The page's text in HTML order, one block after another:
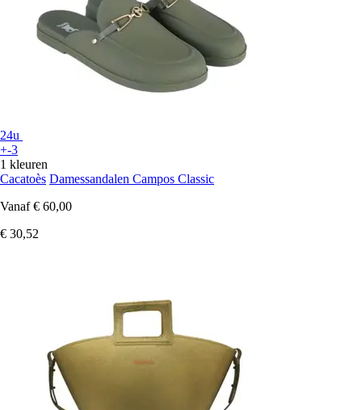
24u
+-3
1 kleuren
Cacatoès Damessandalen Campos Classic
Vanaf € 60,00
€ 30,52